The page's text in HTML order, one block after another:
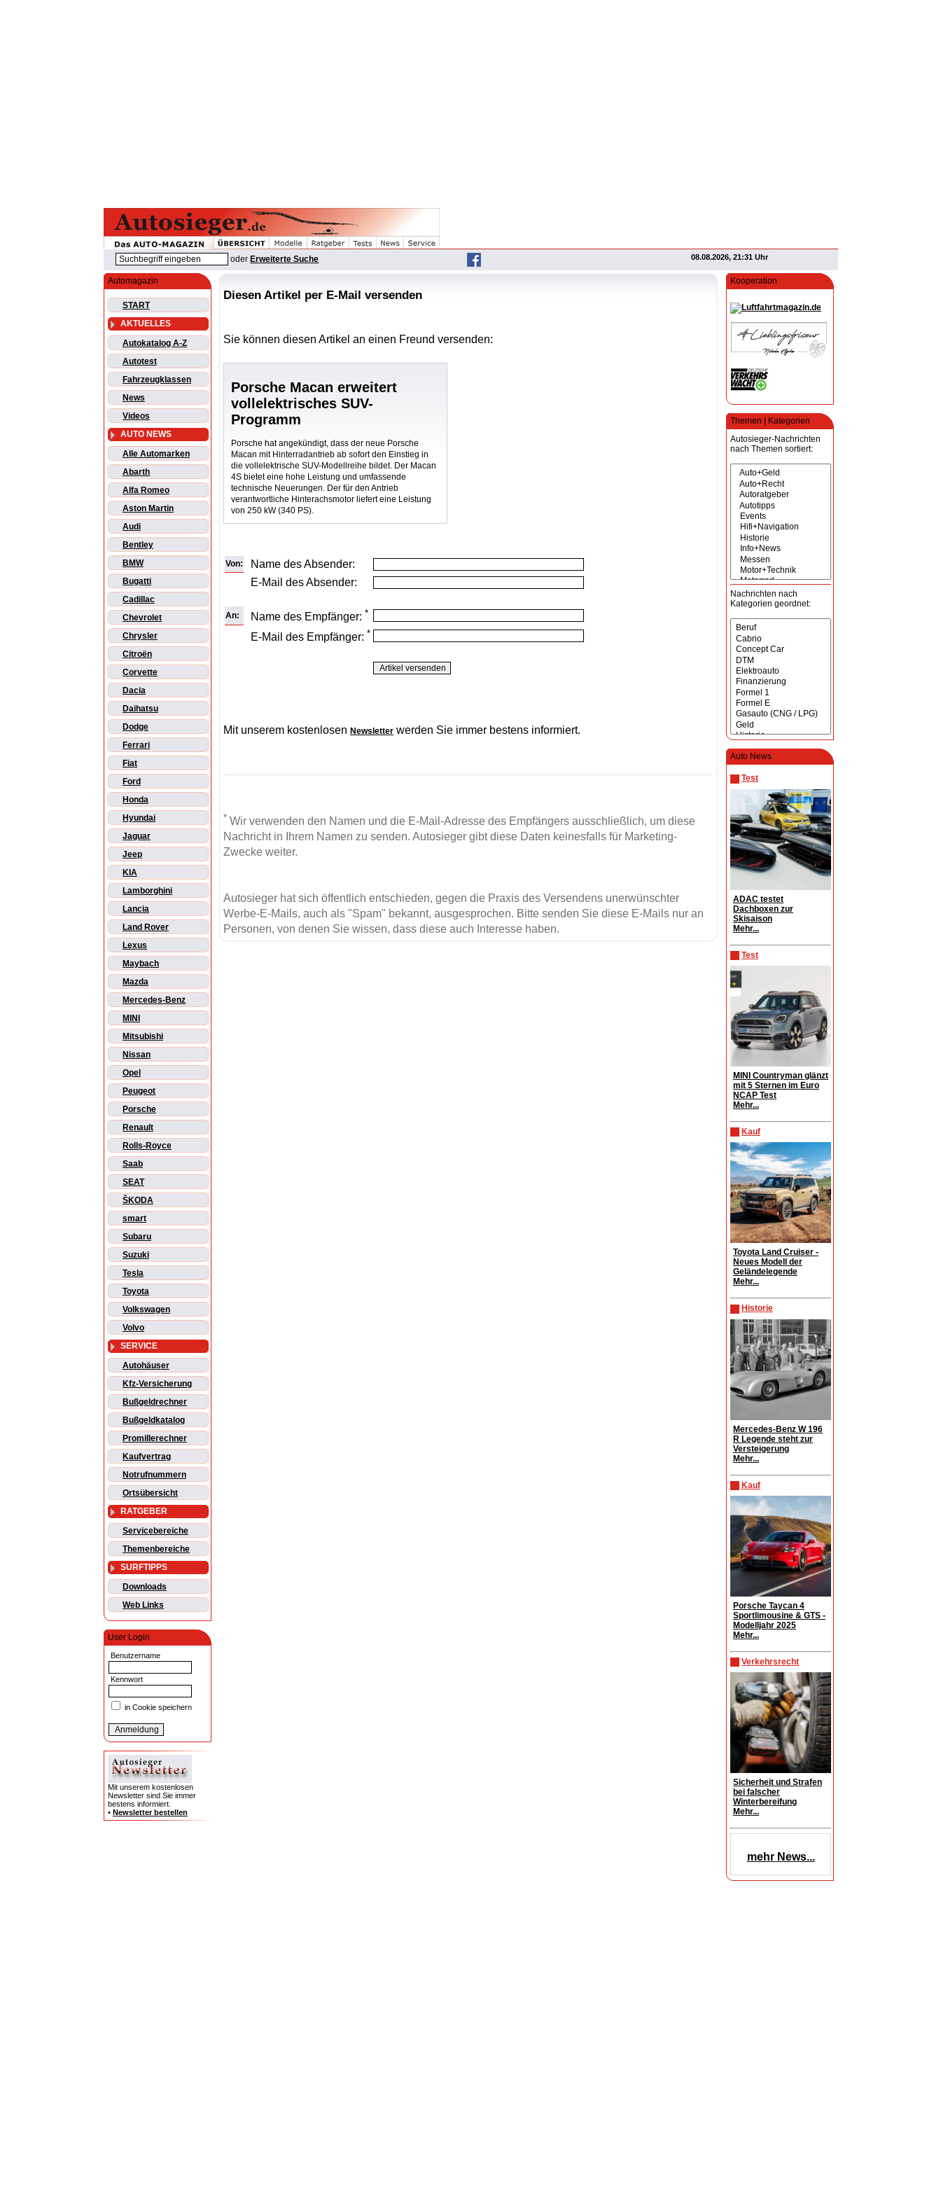
oder Erweiterte Suche 08.08.2026, 21:31 Uhr
Automagazin
START
AKTUELLES
Autokatalog A-Z
Autotest
Fahrzeugklassen
News
Videos
AUTO NEWS
Alle Automarken
Abarth
Alfa Romeo
Aston Martin
Audi
Bentley
BMW
Bugatti
Cadillac
Chevrolet
Chrysler
Citroën
Corvette
Dacia
Daihatsu
Dodge
Ferrari
Fiat
Ford
Honda
Hyundai
Jaguar
Jeep
KIA
Lamborghini
Lancia
Land Rover
Lexus
Maybach
Mazda
Mercedes-Benz
MINI
Mitsubishi
Nissan
Opel
Peugeot
Porsche
Renault
Rolls-Royce
Saab
SEAT
ŠKODA
smart
Subaru
Suzuki
Tesla
Toyota
Volkswagen
Volvo
SERVICE
Autohäuser
Kfz-Versicherung
Bußgeldrechner
Bußgeldkatalog
Promillerechner
Kaufvertrag
Notrufnummern
Ortsübersicht
RATGEBER
Servicebereiche
Themenbereiche
SURFTIPPS
Downloads
Web Links
User Login
Benutzername
Kennwort
in Cookie speichern
Mit unserem kostenlosen
Newsletter sind Sie immer
bestens informiert.
• Newsletter bestellen
Kooperation
Themen | Kategorien
Autosieger-Nachrichten
nach Themen sortiert:
Nachrichten nach
Kategorien geordnet:
Auto News
Test
ADAC testet
Dachboxen zur
Skisaison
Mehr...
Test
MINI Countryman glänzt
mit 5 Sternen im Euro
NCAP Test
Mehr...
Kauf
Toyota Land Cruiser -
Neues Modell der
Geländelegende
Mehr...
Historie
Mercedes-Benz W 196
R Legende steht zur
Versteigerung
Mehr...
Kauf
Porsche Taycan 4
Sportlimousine & GTS -
Modelljahr 2025
Mehr...
Verkehrsrecht
Sicherheit und Strafen
bei falscher
Winterbereifung
Mehr...
mehr News...
Diesen Artikel per E-Mail versenden
Sie können diesen Artikel an einen Freund versenden:
Porsche Macan erweitert
vollelektrisches SUV-
Programm
Porsche hat angekündigt, dass der neue Porsche
Macan mit Hinterradantrieb ab sofort den Einstieg in
die vollelektrische SUV-Modellreihe bildet. Der Macan
4S bietet eine hohe Leistung und umfassende
technische Neuerungen. Der für den Antrieb
verantwortliche Hinterachsmotor liefert eine Leistung
von 250 kW (340 PS).
Von:
Name des Absender:
E-Mail des Absender:
An: Name des Empfänger: *
E-Mail des Empfänger: *
Mit unserem kostenlosen Newsletter werden Sie immer bestens informiert.
* Wir verwenden den Namen und die E-Mail-Adresse des Empfängers ausschließlich, um diese
Nachricht in Ihrem Namen zu senden. Autosieger gibt diese Daten keinesfalls für Marketing-
Zwecke weiter.
Autosieger hat sich öffentlich entschieden, gegen die Praxis des Versendens unerwünschter
Werbe-E-Mails, auch als "Spam" bekannt, ausgesprochen. Bitte senden Sie diese E-Mails nur an
Personen, von denen Sie wissen, dass diese auch Interesse haben.